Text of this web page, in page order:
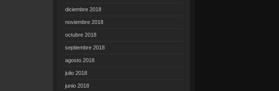
diciembre 2018
noviembre 2018
octubre 2018
septiembre 2018
agosto 2018
julio 2018
junio 2018